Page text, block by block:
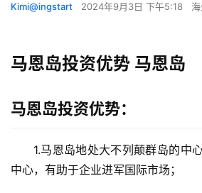
Kimi@ingstart 2024年9月3日 下午5:18
马恩岛投资优势 马恩岛
马恩岛投资优势：
1.马恩岛地处大不列颠群岛的中
中心，有助于企业进军国际市场；